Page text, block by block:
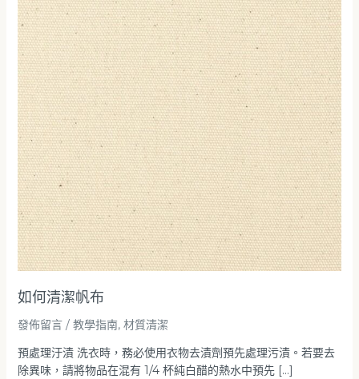
如何清潔帆布
發佈留言 / 教學指南, 材質清潔
預處理汙漬 洗衣時，務必使用衣物去漬劑預先處理污漬。若要去
除異味，請將物品在混有 1/4 杯純白醋的熱水中預先 […]
潔
帆
布